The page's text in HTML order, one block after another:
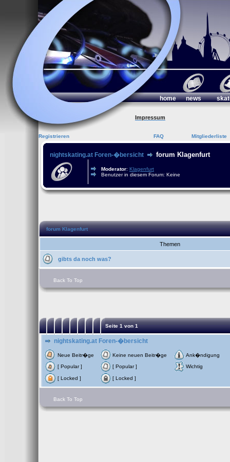
home news
Impressum
Registrieren FAQ Mitgliederliste
nightskating.at Foren-�bersicht forum Klagenfurt
Moderator: Klagenfurt
Benutzer in diesem Forum: Keine
forum Klagenfurt
Themen
gibts da noch was?
Back To Top
Seite 1 von 1
nightskating.at Foren-�bersicht
Neue Beitr�ge Keine neuen Beitr�ge
Ank�ndigung
[ Popular ]
[ Popular ] Wichtig
[ Locked ] [ Locked ]
Back To Top